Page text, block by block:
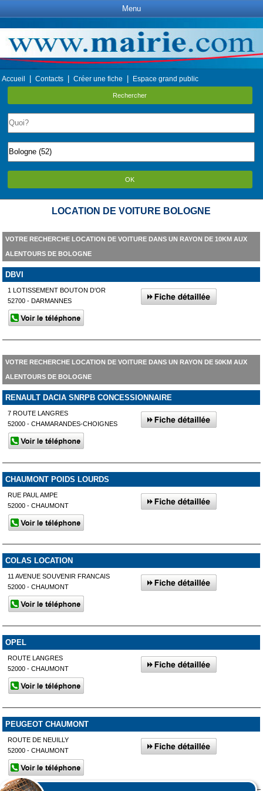
Menu
Accueil Contacts Créer une fiche Espace grand public
Rechercher
OK
LOCATION DE VOITURE BOLOGNE
VOTRE RECHERCHE LOCATION DE VOITURE DANS UN RAYON DE 10KM AUX
ALENTOURS DE BOLOGNE
DBVI
1 LOTISSEMENT BOUTON D'OR
52700 - DARMANNES
VOTRE RECHERCHE LOCATION DE VOITURE DANS UN RAYON DE 50KM AUX
ALENTOURS DE BOLOGNE
RENAULT DACIA SNRPB CONCESSIONNAIRE
7 ROUTE LANGRES
52000 - CHAMARANDES-CHOIGNES
CHAUMONT POIDS LOURDS
RUE PAUL AMPE
52000 - CHAUMONT
COLAS LOCATION
11 AVENUE SOUVENIR FRANCAIS
52000 - CHAUMONT
OPEL
ROUTE LANGRES
52000 - CHAUMONT
PEUGEOT CHAUMONT
ROUTE DE NEUILLY
52000 - CHAUMONT